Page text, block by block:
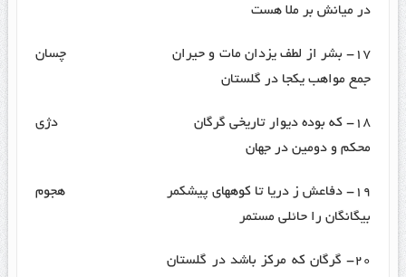
در میانش بر ملا هست
۱۷- بشر از لطف یزدان مات و حیران چسان
جمع مواهب یکجا در گلستان
۱۸- که بوده دیوار تاریخی گرگان دژی
محکم و دومین در جهان
۱۹- دفاعش ز دریا تا کوههای پیشکمر هجوم
بیگانگان را حائلی مستمر
۲۰- گرگان که مرکز باشد در گلستان